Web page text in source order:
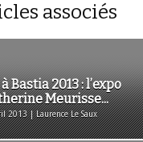
associés
Bastia 2013 : l’expo
Meurisse...
2013 | Laurence Le Saux